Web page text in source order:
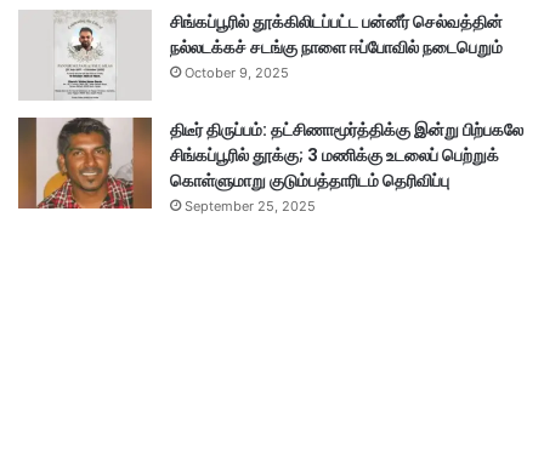
சிங்கப்பூரில் தூக்கிலிடப்பட்ட பன்னீர் செல்வத்தின்
நல்லடக்கச் சடங்கு நாளை ஈப்போவில் நடைபெறும்
October 9, 2025
திடீர் திருப்பம்: தட்சிணாமூர்த்திக்கு இன்று பிற்பகலே
சிங்கப்பூரில் தூக்கு; 3 மணிக்கு உடலைப் பெற்றுக்
கொள்ளுமாறு குடும்பத்தாரிடம் தெரிவிப்பு
September 25, 2025